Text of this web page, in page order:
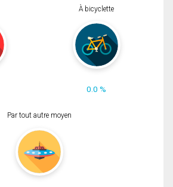
À bicyclette
0.0 %
Par tout autre moyen